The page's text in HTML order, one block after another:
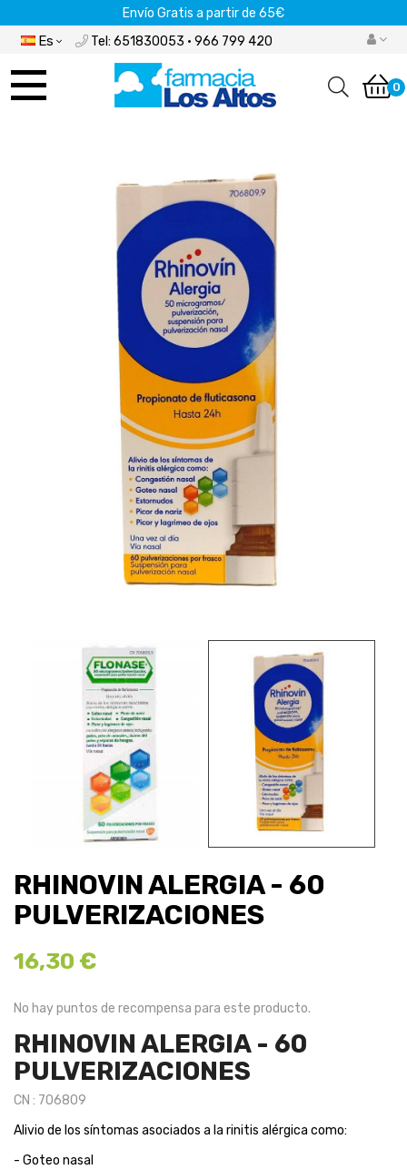
Envío Gratis a partir de 65€
Es Tel: 651830053 · 966 799 420
Navegación 0
RHINOVIN ALERGIA - 60
PULVERIZACIONES
16,30 €
No hay puntos de recompensa para este producto.
RHINOVIN ALERGIA - 60
PULVERIZACIONES
CN : 706809
Alivio de los síntomas asociados a la rinitis alérgica como:
- Goteo nasal